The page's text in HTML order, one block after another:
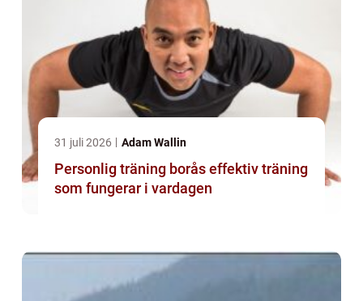
31 juli 2026 Adam Wallin
Personlig träning borås effektiv träning
som fungerar i vardagen